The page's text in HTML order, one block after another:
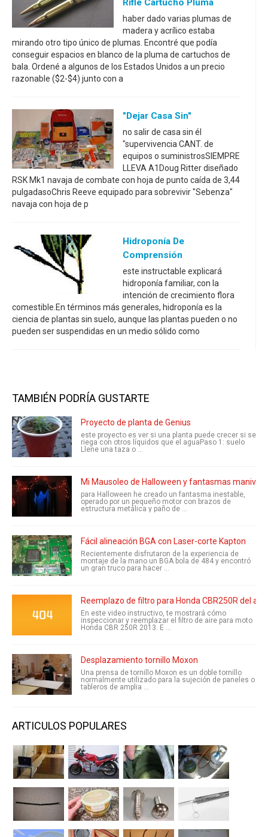
Rifle Cartucho Pluma
haber dado varias plumas de
madera y acrílico estaba
mirando otro tipo único de plumas. Encontré que podía
conseguir espacios en blanco de la pluma de cartuchos de
bala. Ordené a algunos de los Estados Unidos a un precio
razonable ($2-$4) junto con a
"Dejar Casa Sin"
no salir de casa sin él
"supervivencia CANT. de
equipos o suministrosSIEMPRE
LLEVA A1Doug Ritter diseñado
RSK Mk1 navaja de combate con hoja de punto caída de 3,44
pulgadasoChris Reeve equipado para sobrevivir "Sebenza"
navaja con hoja de p
Hidroponía De
Comprensión
este instructable explicará
hidroponía familiar, con la
intención de crecimiento flora
comestible.En términos más generales, hidroponía es la
ciencia de plantas sin suelo, aunque las plantas pueden o no
pueden ser suspendidas en un medio sólido como
TAMBIÉN PODRÍA GUSTARTE
Proyecto de planta de Genius
este proyecto es ver si una planta puede crecer si se
riega con otros líquidos que el aguaPaso 1: suelo
Llene una taza o ...
Mi Mausoleo de Halloween y fantasmas manivela
para Halloween he creado un fantasma inestable,
operado por un pequeño motor con brazos de
estructura metálica y paño de ...
Fácil alineación BGA con Laser-corte Kapton
Recientemente disfrutaron de la experiencia de
montaje de la mano un BGA bola de 484 y encontró
un gran truco para hacer ...
Reemplazo de filtro para Honda CBR250R del aire
En este video instructivo, te mostrará cómo
inspeccionar y reemplazar el filtro de aire para moto
Honda CBR 250R 2013. E ...
Desplazamiento tornillo Moxon
Una prensa de tornillo Moxon es un doble tornillo
normalmente utilizado para la sujeción de paneles o
tableros de amplia ...
ARTICULOS POPULARES